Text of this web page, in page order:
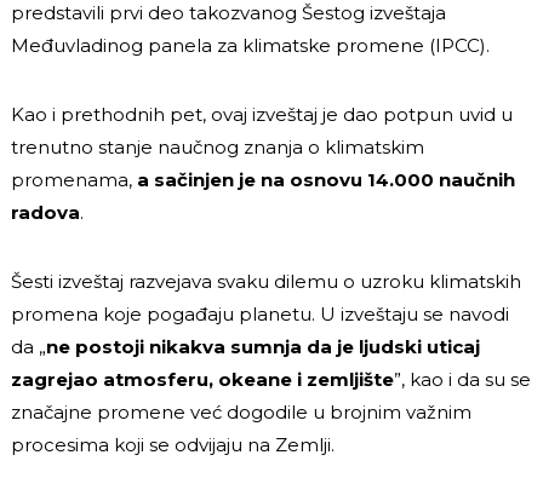
predstavili prvi deo takozvanog Šestog izveštaja
Međuvladinog panela za klimatske promene (IPCC).
Kao i prethodnih pet, ovaj izveštaj je dao potpun uvid u
trenutno stanje naučnog znanja o klimatskim
promenama, a sačinjen je na osnovu 14.000 naučnih
radova.
Šesti izveštaj razvejava svaku dilemu o uzroku klimatskih
promena koje pogađaju planetu. U izveštaju se navodi
da „ne postoji nikakva sumnja da je ljudski uticaj
zagrejao atmosferu, okeane i zemljište”, kao i da su se
značajne promene već dogodile u brojnim važnim
procesima koji se odvijaju na Zemlji.